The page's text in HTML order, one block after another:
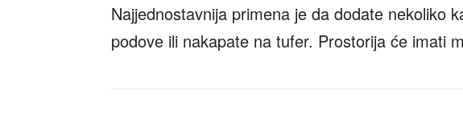
Najjednostavnija primena je da dodate nekoliko
podove ili nakapate na tufer. Prostorija će imati